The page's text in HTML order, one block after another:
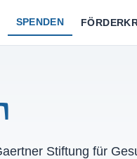
SPENDEN
Stiftung für